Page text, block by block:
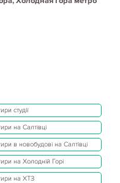
студії
на Салтівці
в новобудові на Салтівці
на Холодній Горі
на ХТЗ